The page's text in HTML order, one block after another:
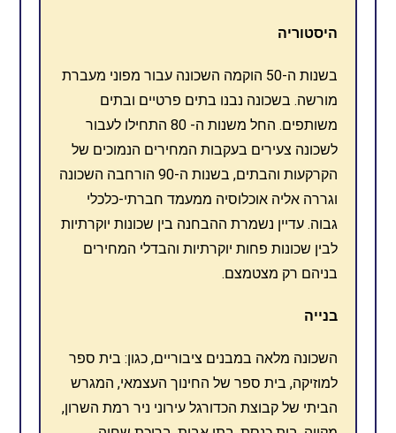
היסטוריה
בשנות ה-50 הוקמה השכונה עבור מפוני מעברת
מורשה. בשכונה נבנו בתים פרטיים ובתים
משותפים. החל משנות ה- 80 התחילו לעבור
לשכונה צעירים בעקבות המחירים הנמוכים של
הקרקעות והבתים, בשנות ה-90 הורחבה השכונה
וגררה אליה אוכלוסיה ממעמד חברתי-כלכלי
גבוה. עדיין נשמרת ההבחנה בין שכונות יוקרתיות
לבין שכונות פחות יוקרתיות והבדלי המחירים
בניהם רק מצטמצם.
בנייה
השכונה מלאה במבנים ציבוריים, כגון: בית ספר
למוזיקה, בית ספר של החינוך העצמאי, המגרש
הביתי של קבוצת הכדורגל עירוני ניר רמת השרון,